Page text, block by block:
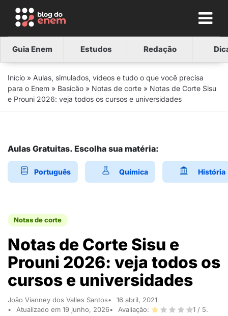
Guia Enem Estudos Redação
Início » Aulas, simulados, vídeos e tudo o que você precisa
para o Enem » Basicão » Notas de corte » Notas de Corte Sisu
e Prouni 2026: veja todos os cursos e universidades
Aulas Gratuitas. Escolha sua matéria:
Português Química História
Notas de corte
Notas de Corte Sisu e
Prouni 2026: veja todos os
cursos e universidades
João Vianney dos Valles Santos
16 abril, 2021
Atualizado em 19 junho, 2026
Avaliação: 1 / 5.